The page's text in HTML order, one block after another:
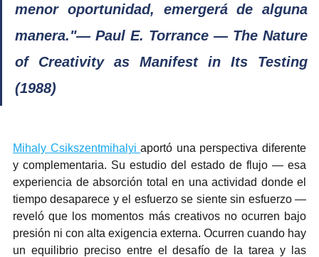
menor oportunidad, emergerá de alguna
manera."— Paul E. Torrance — The Nature
of Creativity as Manifest in Its Testing
(1988)
Mihaly Csikszentmihalyi aportó una perspectiva diferente
y complementaria. Su estudio del estado de flujo — esa
experiencia de absorción total en una actividad donde el
tiempo desaparece y el esfuerzo se siente sin esfuerzo —
reveló que los momentos más creativos no ocurren bajo
presión ni con alta exigencia externa. Ocurren cuando hay
un equilibrio preciso entre el desafío de la tarea y las